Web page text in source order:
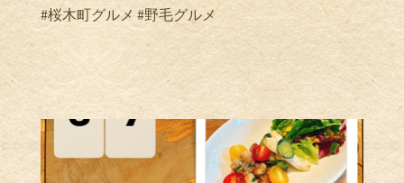
#桜木町グルメ #野毛グルメ